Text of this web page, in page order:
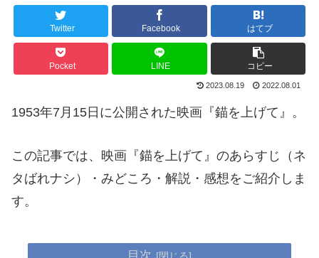
Twitter Facebook はてブ
Pocket LINE コピー
2023.08.19 2022.08.01
1953年7月15日に公開された映画『錨を上げて』。
この記事では、映画『錨を上げて』のあらすじ（ネ
タばれナシ）・みどころ・解説・感想をご紹介しま
す。
目次